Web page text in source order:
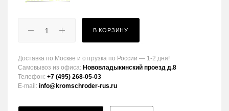
В КОРЗИНУ
Доставка по Москве и отгрузка по России — 1-2 дня!
Самовывоз из офиса: Нововладыкинский проезд д.8
Телефон: +7 (495) 268-05-03
E-mail: info@kromschroder-rus.ru